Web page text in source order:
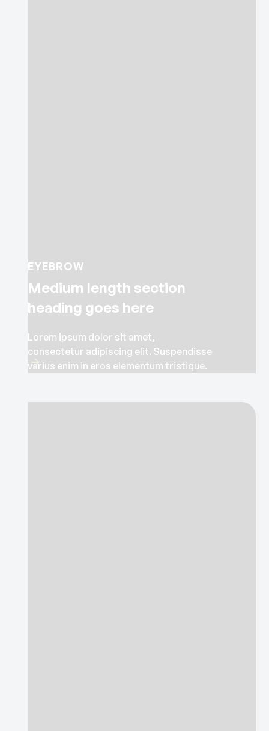
EYEBROW
Medium length section
heading goes here
Lorem ipsum dolor sit amet,
consectetur adipiscing elit. Suspendisse
varius enim in eros elementum tristique.